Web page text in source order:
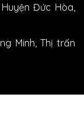
Đức Hòa,
Minh, Thị trấn